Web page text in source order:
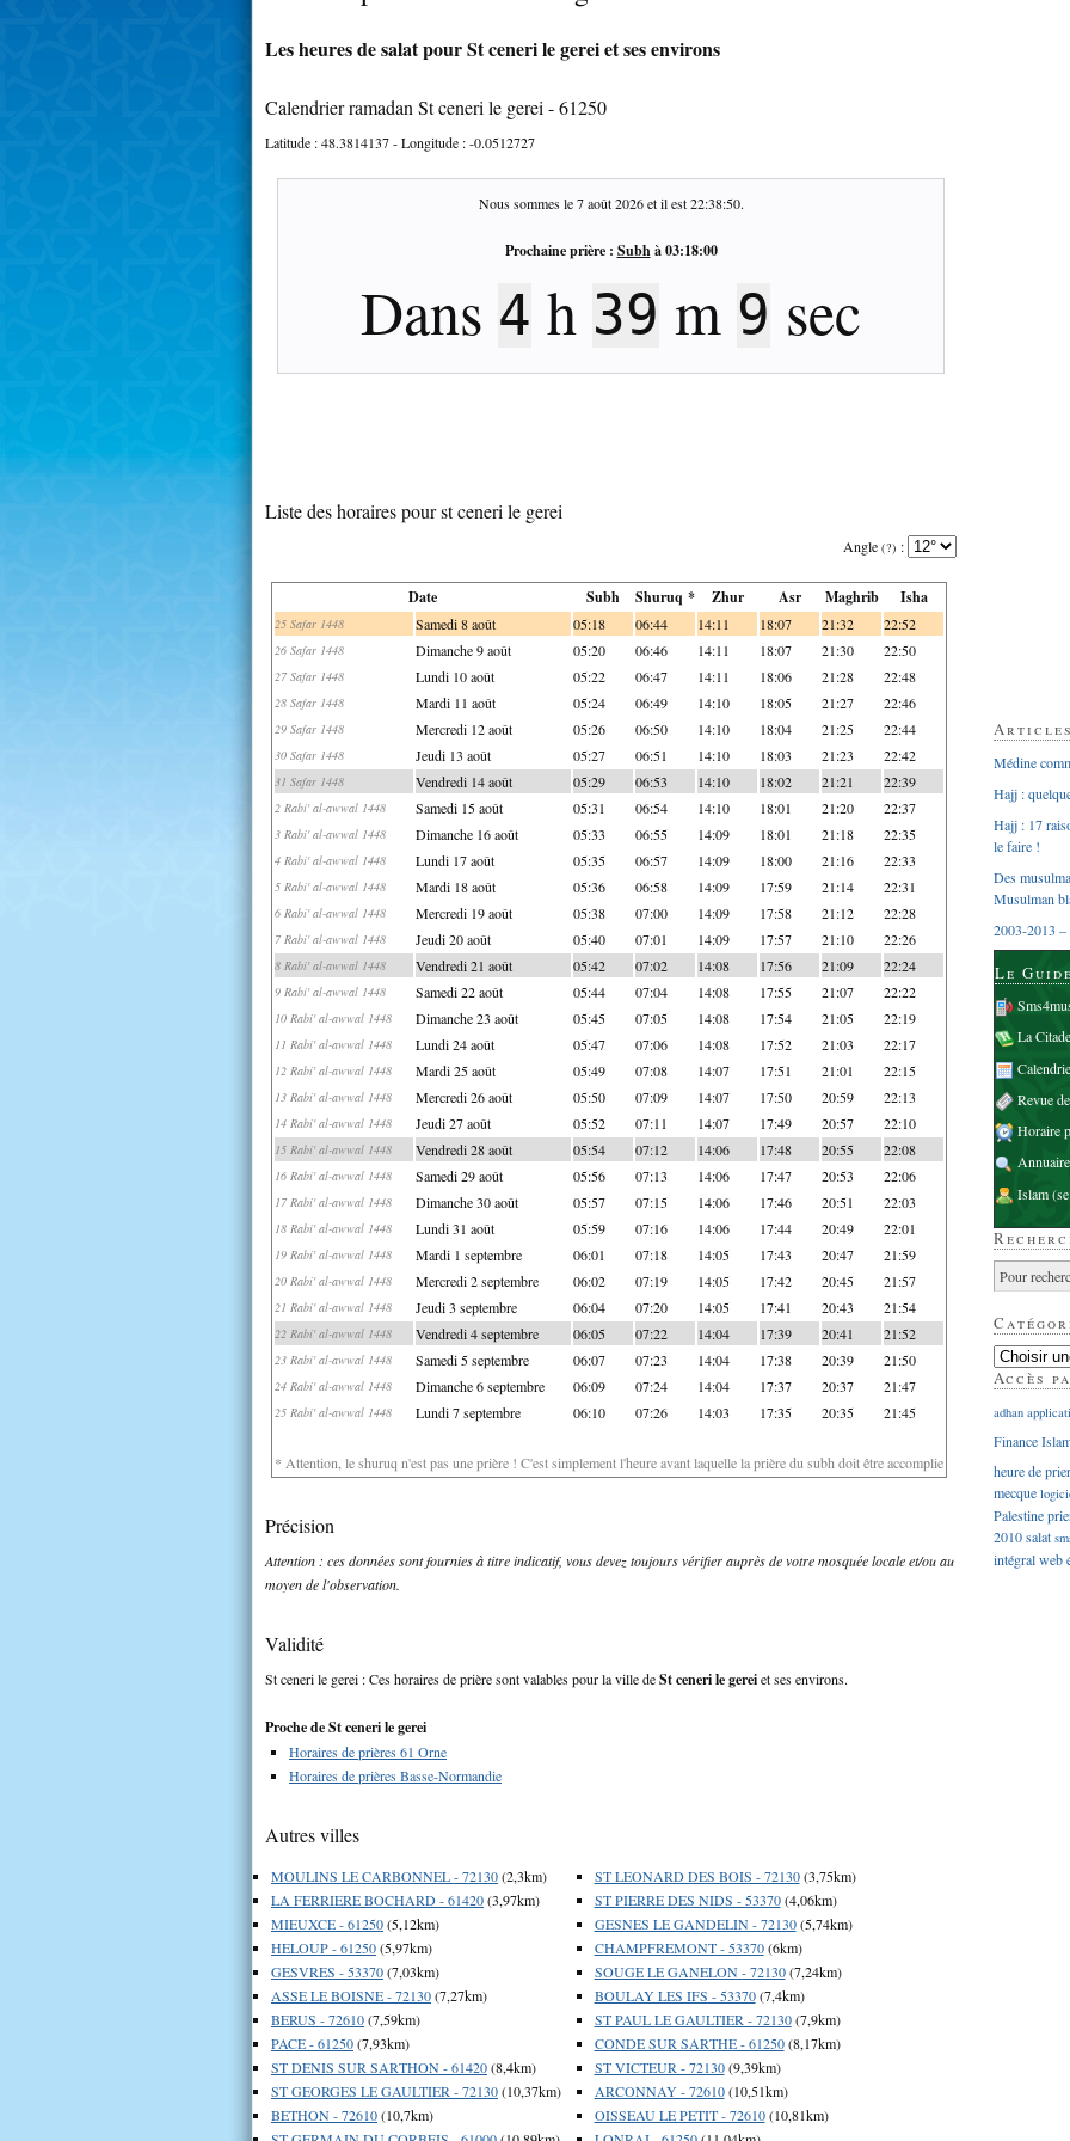
Les heures de salat pour St ceneri le gerei et ses environs
Calendrier ramadan St ceneri le gerei - 61250
Latitude :48.3814137- Longitude :-0.0512727
Nous sommes le7 août 2026et il est22:38:51.
Prochaine prière : Subhà03:18:00
Dans 4 h 39 m 8 sec
Liste des horaires pour st ceneri le gerei
Angle (?) :
Date Subh Shuruq * Zhur Asr Maghrib Isha
25 Safar 1448 Samedi 8 août 05:18 06:44 14:11 18:07 21:32 22:52
26 Safar 1448 Dimanche 9 août 05:20 06:46 14:11 18:07 21:30 22:50
27 Safar 1448 Lundi 10 août 05:22 06:47 14:11 18:06 21:28 22:48
28 Safar 1448 Mardi 11 août 05:24 06:49 14:10 18:05 21:27 22:46
29 Safar 1448 Mercredi 12 août 05:26 06:50 14:10 18:04 21:25 22:44
30 Safar 1448 Jeudi 13 août 05:27 06:51 14:10 18:03 21:23 22:42
31 Safar 1448 Vendredi 14 août 05:29 06:53 14:10 18:02 21:21 22:39
2 Rabi' al-awwal 1448 Samedi 15 août 05:31 06:54 14:10 18:01 21:20 22:37
3 Rabi' al-awwal 1448 Dimanche 16 août 05:33 06:55 14:09 18:01 21:18 22:35
4 Rabi' al-awwal 1448 Lundi 17 août 05:35 06:57 14:09 18:00 21:16 22:33
5 Rabi' al-awwal 1448 Mardi 18 août 05:36 06:58 14:09 17:59 21:14 22:31
6 Rabi' al-awwal 1448 Mercredi 19 août 05:38 07:00 14:09 17:58 21:12 22:28
7 Rabi' al-awwal 1448 Jeudi 20 août 05:40 07:01 14:09 17:57 21:10 22:26
8 Rabi' al-awwal 1448 Vendredi 21 août 05:42 07:02 14:08 17:56 21:09 22:24
9 Rabi' al-awwal 1448 Samedi 22 août 05:44 07:04 14:08 17:55 21:07 22:22
10 Rabi' al-awwal 1448 Dimanche 23 août 05:45 07:05 14:08 17:54 21:05 22:19
11 Rabi' al-awwal 1448 Lundi 24 août 05:47 07:06 14:08 17:52 21:03 22:17
12 Rabi' al-awwal 1448 Mardi 25 août 05:49 07:08 14:07 17:51 21:01 22:15
13 Rabi' al-awwal 1448 Mercredi 26 août 05:50 07:09 14:07 17:50 20:59 22:13
14 Rabi' al-awwal 1448 Jeudi 27 août 05:52 07:11 14:07 17:49 20:57 22:10
15 Rabi' al-awwal 1448 Vendredi 28 août 05:54 07:12 14:06 17:48 20:55 22:08
16 Rabi' al-awwal 1448 Samedi 29 août 05:56 07:13 14:06 17:47 20:53 22:06
17 Rabi' al-awwal 1448 Dimanche 30 août 05:57 07:15 14:06 17:46 20:51 22:03
18 Rabi' al-awwal 1448 Lundi 31 août 05:59 07:16 14:06 17:44 20:49 22:01
19 Rabi' al-awwal 1448 Mardi 1 septembre 06:01 07:18 14:05 17:43 20:47 21:59
20 Rabi' al-awwal 1448 Mercredi 2 septembre 06:02 07:19 14:05 17:42 20:45 21:57
21 Rabi' al-awwal 1448 Jeudi 3 septembre 06:04 07:20 14:05 17:41 20:43 21:54
22 Rabi' al-awwal 1448 Vendredi 4 septembre 06:05 07:22 14:04 17:39 20:41 21:52
23 Rabi' al-awwal 1448 Samedi 5 septembre 06:07 07:23 14:04 17:38 20:39 21:50
24 Rabi' al-awwal 1448 Dimanche 6 septembre 06:09 07:24 14:04 17:37 20:37 21:47
25 Rabi' al-awwal 1448 Lundi 7 septembre 06:10 07:26 14:03 17:35 20:35 21:45
* Attention, le shuruq n'est pas une prière ! C'est simplement l'heure avant laquelle la prière du subh doit être accomplie
Précision
Attention : ces données sont fournies à titre indicatif, vous devez toujours vérifier auprès de votre mosquée locale et/ou au
moyen de l'observation.
Validité
St ceneri le gerei : Ces horaires de prière sont valables pour la ville deSt ceneri le gereiet ses environs.
Proche de St ceneri le gerei
Horaires de prières 61 Orne
Horaires de prières Basse-Normandie
Autres villes
MOULINS LE CARBONNEL - 72130(2,3km)
LA FERRIERE BOCHARD - 61420(3,97km)
MIEUXCE - 61250(5,12km)
HELOUP - 61250(5,97km)
GESVRES - 53370(7,03km)
ASSE LE BOISNE - 72130(7,27km)
BERUS - 72610(7,59km)
PACE - 61250(7,93km)
ST DENIS SUR SARTHON - 61420(8,4km)
ST GEORGES LE GAULTIER - 72130(10,37km)
BETHON - 72610(10,7km)
ST LEONARD DES BOIS - 72130(3,75km)
ST PIERRE DES NIDS - 53370(4,06km)
GESNES LE GANDELIN - 72130(5,74km)
CHAMPFREMONT - 53370(6km)
SOUGE LE GANELON - 72130(7,24km)
BOULAY LES IFS - 53370(7,4km)
ST PAUL LE GAULTIER - 72130(7,9km)
CONDE SUR SARTHE - 61250(8,17km)
ST VICTEUR - 72130(9,39km)
ARCONNAY - 72610(10,51km)
OISSEAU LE PETIT - 72610(10,81km)
Médine
Hajj :
Hajj : 17
le faire !
Des
Musulman
2003-2013 –
Le
La
Revue
Horaire
Islam
Accès
adhan
Finance
heure de
mecque
Palestine
2010salat
intégralweb